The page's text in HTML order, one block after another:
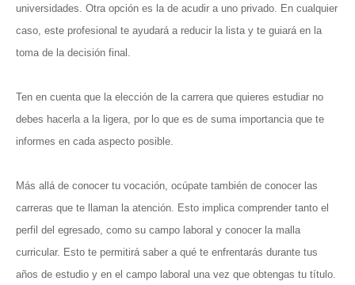
universidades. Otra opción es la de acudir a uno privado. En cualquier
caso, este profesional te ayudará a reducir la lista y te guiará en la
toma de la decisión final.
Ten en cuenta que la elección de la carrera que quieres estudiar no
debes hacerla a la ligera, por lo que es de suma importancia que te
informes en cada aspecto posible.
Más allá de conocer tu vocación, ocúpate también de conocer las
carreras que te llaman la atención. Esto implica comprender tanto el
perfil del egresado, como su campo laboral y conocer la malla
curricular. Esto te permitirá saber a qué te enfrentarás durante tus
años de estudio y en el campo laboral una vez que obtengas tu título.